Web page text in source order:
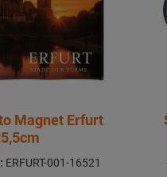
Magnet Erfurt
ERFURT-001-16521